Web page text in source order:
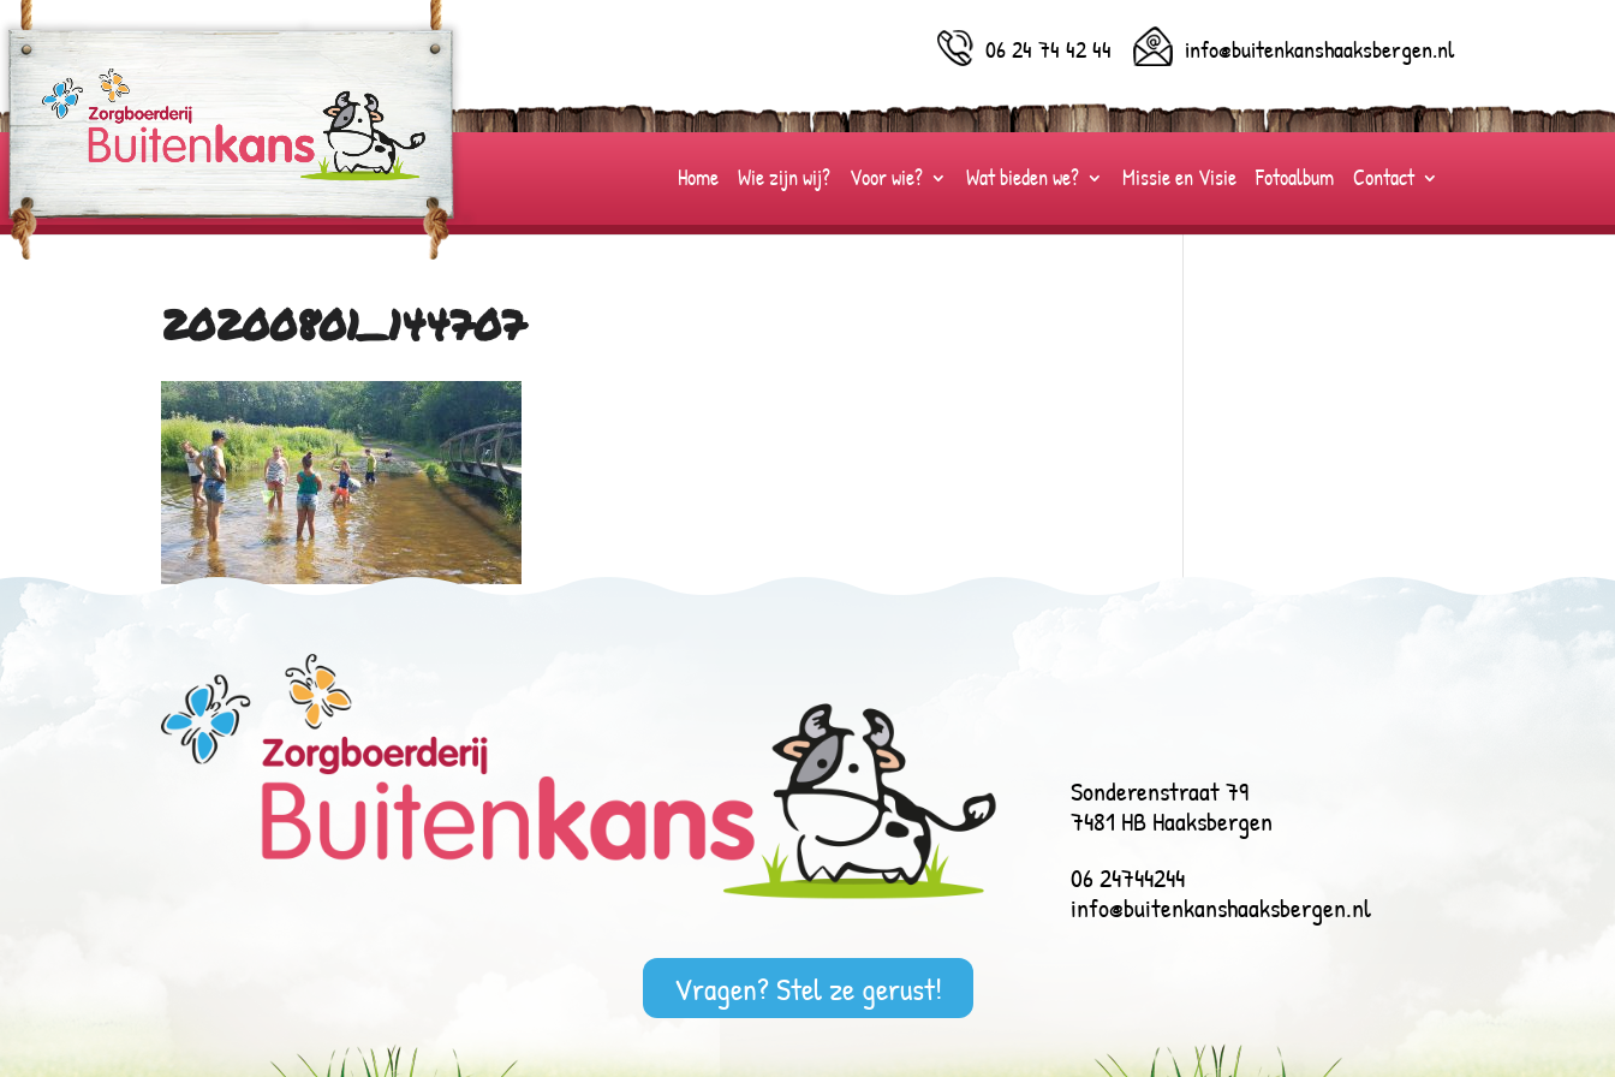
06 24 74 42 44 info@buitenkanshaaksbergen.nl
Home Wie zijn wij? Voor wie? Wat bieden we? Missie en Visie Fotoalbum Contact
20200801_144707
Sonderenstraat 79
7481 HB Haaksbergen
06 24744244
info@buitenkanshaaksbergen.nl
Vragen? Stel ze gerust!